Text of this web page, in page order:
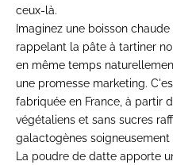
ceux-là.
Imaginez une boisson
rappelant la pâte à tartiner
en même temps
une promesse marketing.
fabriquée en France, à partir
végétaliens et sans sucres
galactogènes soigneusement
La poudre de datte apporte